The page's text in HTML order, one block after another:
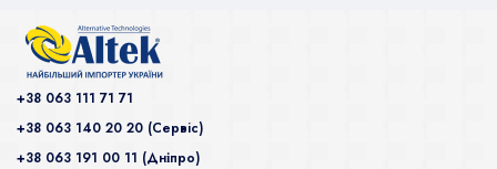
+38 063 111 71 71
+38 063 140 20 20 (Сервiс)
+38 063 191 00 11 (Дніпро)